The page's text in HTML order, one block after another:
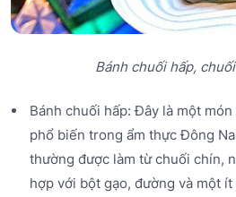
Bánh chuối hấp,
Bánh chuối hấp: Đây là một
phổ biến trong ẩm thực Đông
thường được làm từ chuối chín,
hợp với bột gạo, đường và một